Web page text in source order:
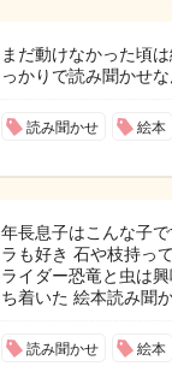
まだ動けなかった頃
っかりで読み聞かせ
読み聞かせ 絵本
年長息子はこんな子
ラも好き 石や枝持っ
ライダー恐竜と虫は
ち着いた 絵本読み聞
読み聞かせ 絵本